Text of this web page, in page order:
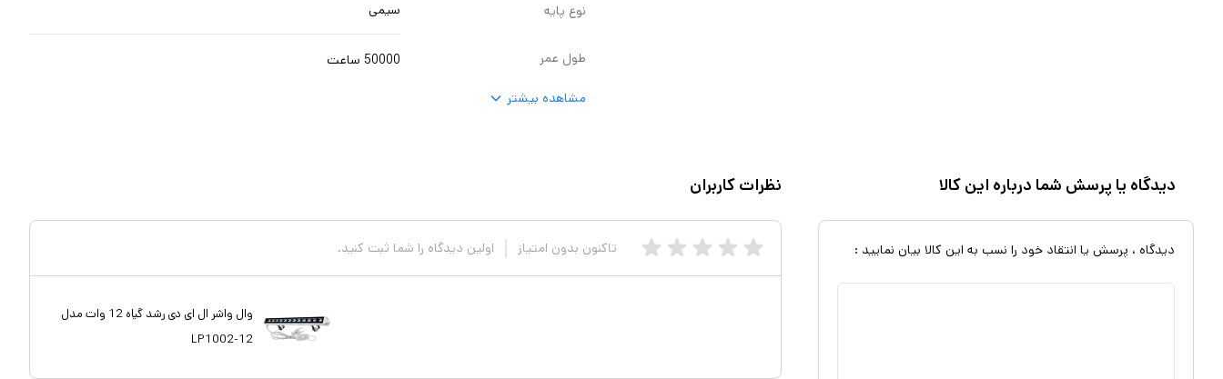
نوع پایه سیمی
طول عمر 50000 ساعت
مشاهده بیشتر
دیدگاه یا پرسش شما درباره این کالا
دیدگاه ، پرسش یا انتقاد خود را نسب به این کالا بیان نمایید :
نظرات کاربران
تاکنون بدون امتیاز اولین دیدگاه را شما ثبت کنید.
وال واشر ال ای دی رشد گیاه 12 وات مدل
LP1002-12